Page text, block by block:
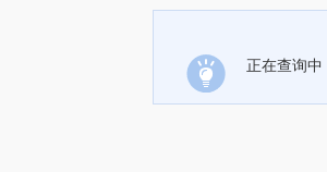
正在查询中